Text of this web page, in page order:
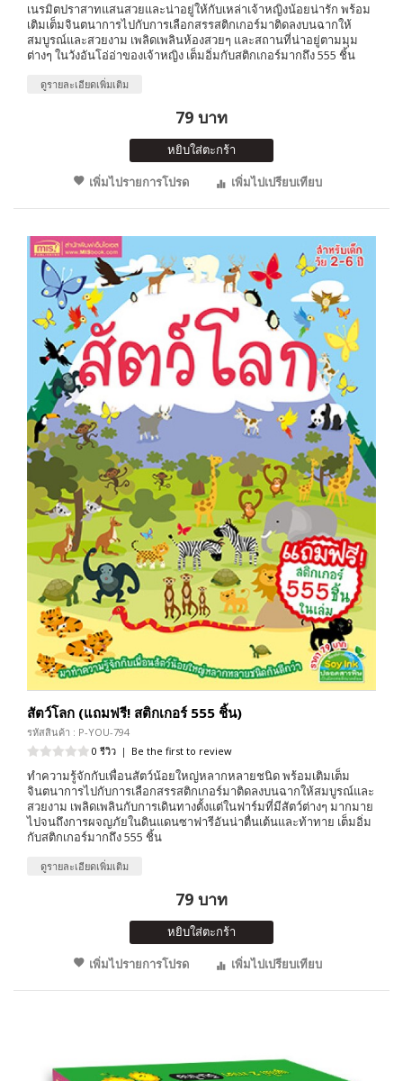
เนรมิตปราสาทแสนสวยและน่าอยู่ให้กับเหล่าเจ้าหญิงน้อยน่ารัก พร้อม
เติมเต็มจินตนาการไปกับการเลือกสรรสติกเกอร์มาติดลงบนฉากให้
สมบูรณ์และสวยงาม เพลิดเพลินห้องสวยๆ และสถานที่น่าอยู่ตามมุม
ต่างๆ ในวังอันโอ่อ่าของเจ้าหญิง เต็มอิ่มกับสติกเกอร์มากถึง 555 ชิ้น
ดูรายละเอียดเพิ่มเติม
79 บาท
หยิบใส่ตะกร้า
เพิ่มไปรายการโปรด
เพิ่มไปเปรียบเทียบ
สัตว์โลก (แถมฟรี! สติกเกอร์ 555 ชิ้น)
รหัสสินค้า : P-YOU-794
0 รีวิว | Be the first to review
ทำความรู้จักกับเพื่อนสัตว์น้อยใหญ่หลากหลายชนิด พร้อมเติมเต็ม
จินตนาการไปกับการเลือกสรรสติกเกอร์มาติดลงบนฉากให้สมบูรณ์และ
สวยงาม เพลิดเพลินกับการเดินทางตั้งแต่ในฟาร์มที่มีสัตว์ต่างๆ มากมาย
ไปจนถึงการผจญภัยในดินแดนซาฟารีอันน่าตื่นเต้นและท้าทาย เต็มอิ่ม
กับสติกเกอร์มากถึง 555 ชิ้น
ดูรายละเอียดเพิ่มเติม
79 บาท
หยิบใส่ตะกร้า
เพิ่มไปรายการโปรด
เพิ่มไปเปรียบเทียบ